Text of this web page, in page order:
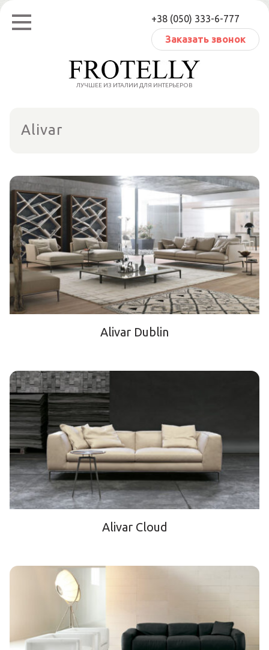
Перейти
содержанию
+38 (050) 333-6-777
Заказать звонок
ЛУЧШЕЕ ИЗ ИТАЛИИ ДЛЯ ИНТЕРЬЕРОВ
Alivar
Alivar Dublin
Alivar Cloud